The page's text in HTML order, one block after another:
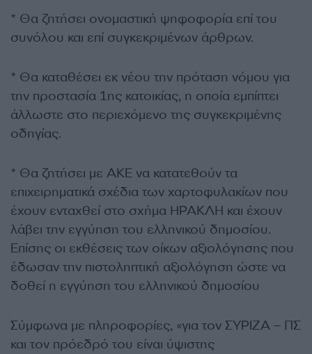
* Θα ζητήσει ονομαστική ψηφοφορία επί του
συνόλου και επί συγκεκριμένων άρθρων.
* Θα καταθέσει εκ νέου την πρόταση νόμου για
την προστασία 1ης κατοικίας, η οποία εμπίπτει
άλλωστε στο περιεχόμενο της συγκεκριμένης
οδηγίας.
* Θα ζητήσει με ΑΚΕ να κατατεθούν τα
επιχειρηματικά σχέδια των χαρτοφυλακίων που
έχουν ενταχθεί στο σχήμα ΗΡΑΚΛΗ και έχουν
λάβει την εγγύηση του ελληνικού δημοσίου.
Επίσης οι εκθέσεις των οίκων αξιολόγησης που
έδωσαν την πιστοληπτική αξιολόγηση ώστε να
δοθεί η εγγύηση του ελληνικού δημοσίου
Σύμφωνα με πληροφορίες, «για τον ΣΥΡΙΖΑ – ΠΣ
και τον πρόεδρό του είναι ύψιστης